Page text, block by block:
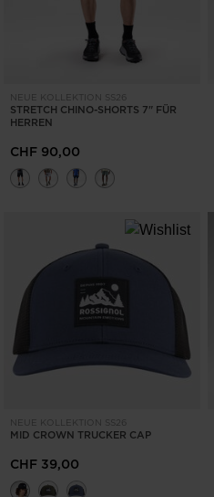
NEUE KOLLEKTION SS26
STRETCH CHINO-SHORTS 7" FÜR
HERREN
CHF 90,00
NEUE KOLLEKTION SS26
MID CROWN TRUCKER CAP
CHF 39,00